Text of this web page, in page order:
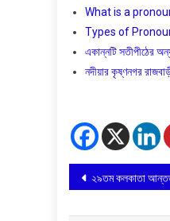
What is a
Types of
একান্নটি সতীপীঠের
নদীয়ার কৃষ্ণনগর
Post
২৯তম কলকাতা আন্তর্জাতিক